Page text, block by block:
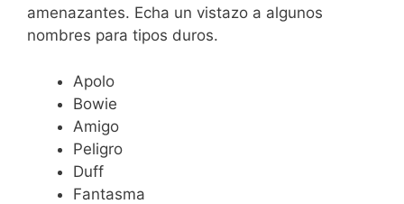
amenazantes. Echa un vistazo a algunos
nombres para tipos duros.
Apolo
Bowie
Amigo
Peligro
Duff
Fantasma